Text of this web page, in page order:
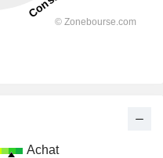
Achat